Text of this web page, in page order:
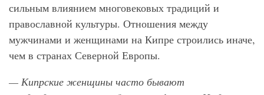
сильным влиянием многовековых традиций и
православной культуры. Отношения между
мужчинами и женщинами на Кипре строились иначе,
чем в странах Северной Европы.
— Кипрские женщины часто бывают